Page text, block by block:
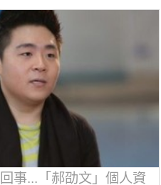
事...「郝劭文」個人資